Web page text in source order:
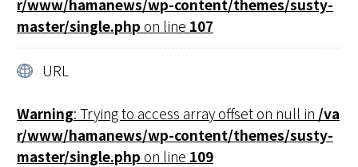
r/www/hamanews/wp-content/themes/susty-
master/single.php on line 107
URL
Warning: Trying to access array offset on null in /va
r/www/hamanews/wp-content/themes/susty-
master/single.php on line 109